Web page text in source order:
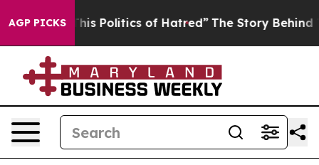
AGP PICKS
Politics of Hatred” The Story Behind Trump’s